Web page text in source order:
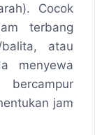
Cocok
terbang
balita, atau
menyewa
jam